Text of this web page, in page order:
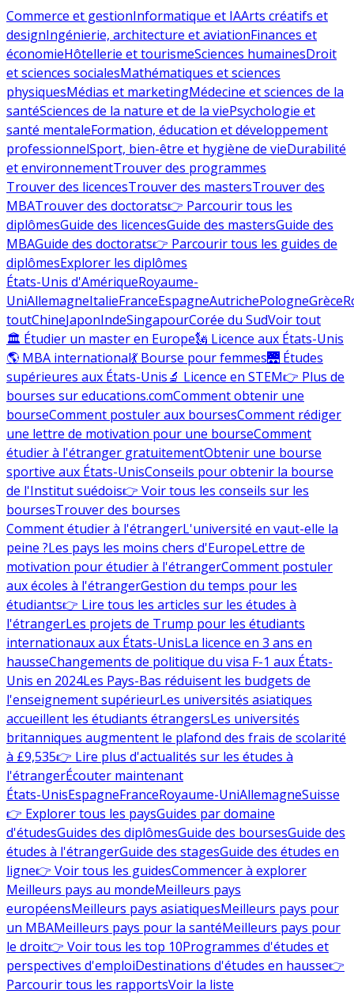
Commerce et gestionInformatique et IAArts créatifs et
designIngénierie, architecture et aviationFinances et
économieHôtellerie et tourismeSciences humainesDroit
et sciences socialesMathématiques et sciences
physiquesMédias et marketingMédecine et sciences de la
santéSciences de la nature et de la viePsychologie et
santé mentaleFormation, éducation et développement
professionnelSport, bien-être et hygiène de vieDurabilité
et environnementTrouver des programmes
Trouver des licencesTrouver des mastersTrouver des
MBATrouver des doctorats👉 Parcourir tous les
diplômesGuide des licencesGuide des mastersGuide des
MBAGuide des doctorats👉 Parcourir tous les guides de
diplômesExplorer les diplômes
États-Unis d'AmériqueRoyaume-
UniAllemagneItalieFranceEspagneAutrichePologneGrèce
toutChineJaponIndeSingapourCorée du SudVoir tout
🏛 Étudier un master en Europe🗽 Licence aux États-Unis
🌎 MBA international💃 Bourse pour femmes🌉 Études
supérieures aux États-Unis🔬 Licence en STEM👉 Plus de
bourses sur educations.comComment obtenir une
bourseComment postuler aux boursesComment rédiger
une lettre de motivation pour une bourseComment
étudier à l'étranger gratuitementObtenir une bourse
sportive aux États-UnisConseils pour obtenir la bourse
de l'Institut suédois👉 Voir tous les conseils sur les
boursesTrouver des bourses
Comment étudier à l'étrangerL'université en vaut-elle la
peine ?Les pays les moins chers d'EuropeLettre de
motivation pour étudier à l'étrangerComment postuler
aux écoles à l'étrangerGestion du temps pour les
étudiants👉 Lire tous les articles sur les études à
l'étrangerLes projets de Trump pour les étudiants
internationaux aux États-UnisLa licence en 3 ans en
hausseChangements de politique du visa F-1 aux États-
Unis en 2024Les Pays-Bas réduisent les budgets de
l'enseignement supérieurLes universités asiatiques
accueillent les étudiants étrangersLes universités
britanniques augmentent le plafond des frais de scolarité
à £9,535👉 Lire plus d'actualités sur les études à
l'étrangerÉcouter maintenant
États-UnisEspagneFranceRoyaume-UniAllemagneSuisse
👉 Explorer tous les paysGuides par domaine
d'étudesGuides des diplômesGuide des boursesGuide des
études à l'étrangerGuide des stagesGuide des études en
ligne👉 Voir tous les guidesCommencer à explorer
Meilleurs pays au mondeMeilleurs pays
européensMeilleurs pays asiatiquesMeilleurs pays pour
un MBAMeilleurs pays pour la santéMeilleurs pays pour
le droit👉 Voir tous les top 10Programmes d'études et
perspectives d'emploiDestinations d'études en hausse👉
Parcourir tous les rapportsVoir la liste